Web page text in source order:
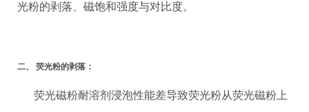
光粉的剥落、磁饱和强度与对比度。
二、 荧光粉的剥落：
荧光磁粉耐溶剂浸泡性能差导致荧光粉从荧光磁粉上